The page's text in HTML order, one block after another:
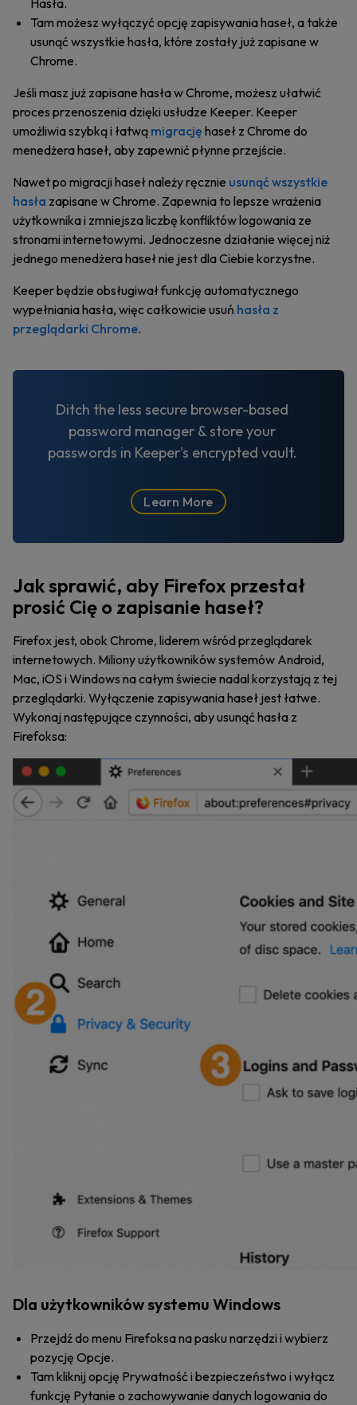
Hasła.
Tam możesz wyłączyć opcję zapisywania haseł, a także
usunąć wszystkie hasła, które zostały już zapisane w
Chrome.
Jeśli masz już zapisane hasła w Chrome, możesz ułatwić
proces przenoszenia dzięki usłudze Keeper. Keeper
umożliwia szybką i łatwą migrację haseł z Chrome do
menedżera haseł, aby zapewnić płynne przejście.
Nawet po migracji haseł należy ręcznie usunąć wszystkie
hasła zapisane w Chrome. Zapewnia to lepsze wrażenia
użytkownika i zmniejsza liczbę konfliktów logowania ze
stronami internetowymi. Jednoczesne działanie więcej niż
jednego menedżera haseł nie jest dla Ciebie korzystne.
Keeper będzie obsługiwał funkcję automatycznego
wypełniania hasła, więc całkowicie usuń hasła z
przeglądarki Chrome.
Ditch the less secure browser-based
password manager & store your
passwords in Keeper's encrypted vault.
Learn More
Jak sprawić, aby Firefox przestał
prosić Cię o zapisanie haseł?
Firefox jest, obok Chrome, liderem wśród przeglądarek
internetowych. Miliony użytkowników systemów Android,
Mac, iOS i Windows na całym świecie nadal korzystają z tej
przeglądarki. Wyłączenie zapisywania haseł jest łatwe.
Wykonaj następujące czynności, aby usunąć hasła z
Firefoksa:
Dla użytkowników systemu Windows
Przejdź do menu Firefoksa na pasku narzędzi i wybierz
pozycję Opcje.
Tam kliknij opcję Prywatność i bezpieczeństwo i wyłącz
funkcję Pytanie o zachowywanie danych logowania do